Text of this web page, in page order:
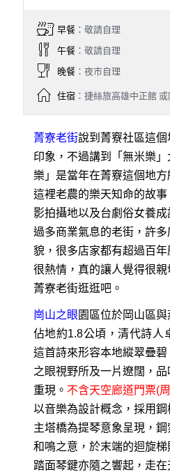
早餐：敬請自理
午餐：敬請自理
晚餐：夜巿自理
住宿：捷絲旅高雄中正館 或
菁寮老街說到菁竂社區這
印象，不過講到「無米樂
樂」是當年在菁竂這個地
這裡老農的樂天知命的故
影拍攝地以及台劇俗女養
過多商業氣息的老街，許
貌，很多店家都有超過百
很熱情，真的讓人覺得很
菁寮老街逛逛吧。
崗山之眼 園區位於岡山區
佔地約1.8公頃，清代詩人
這首詩來形容本地縱翠疊
之眼視野所及一片遼闊，
重現。 不含天空廊道門票(
以音樂為設計概念，採用鋼
主塔橋為提琴意象呈現，
和鳴之意，於末端的迴旋
踏面琴鍵亦隨之響起，走在